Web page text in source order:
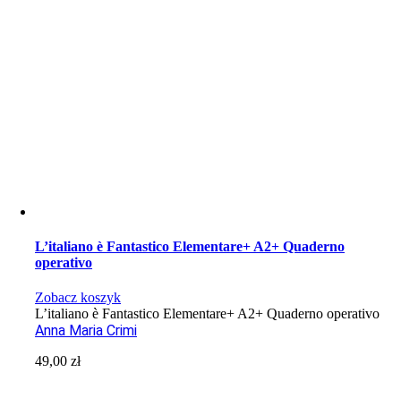
L’italiano è Fantastico Elementare+ A2+ Quaderno
operativo
Zobacz koszyk
L’italiano è Fantastico Elementare+ A2+ Quaderno operativo
Anna Maria Crimi
49,00zł